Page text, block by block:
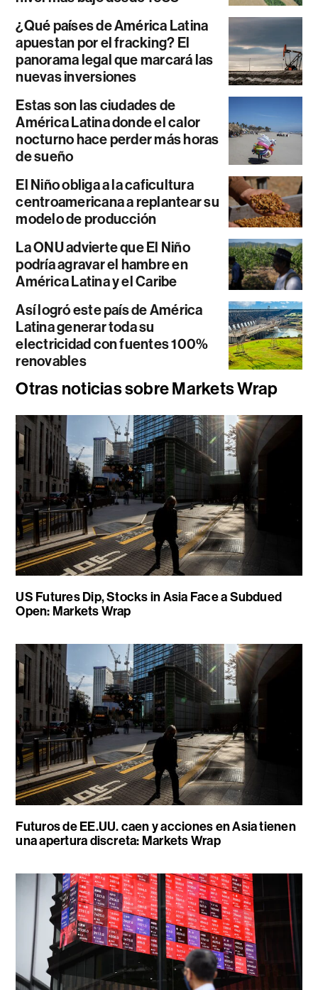
¿Qué países de América Latina
apuestan por el fracking? El
panorama legal que marcará las
nuevas inversiones
Estas son las ciudades de
América Latina donde el calor
nocturno hace perder más horas
de sueño
El Niño obliga a la caficultura
centroamericana a replantear su
modelo de producción
La ONU advierte que El Niño
podría agravar el hambre en
América Latina y el Caribe
Así logró este país de América
Latina generar toda su
electricidad con fuentes 100%
renovables
Otras noticias sobre Markets Wrap
US Futures Dip, Stocks in Asia Face a Subdued
Open: Markets Wrap
Futuros de EE.UU. caen y acciones en Asia tienen
una apertura discreta: Markets Wrap